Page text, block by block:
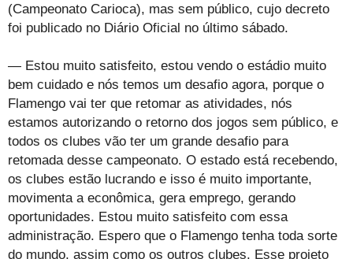
(Campeonato Carioca), mas sem público, cujo decreto
foi publicado no Diário Oficial no último sábado.
— Estou muito satisfeito, estou vendo o estádio muito
bem cuidado e nós temos um desafio agora, porque o
Flamengo vai ter que retomar as atividades, nós
estamos autorizando o retorno dos jogos sem público, e
todos os clubes vão ter um grande desafio para
retomada desse campeonato. O estado está recebendo,
os clubes estão lucrando e isso é muito importante,
movimenta a econômica, gera emprego, gerando
oportunidades. Estou muito satisfeito com essa
administração. Espero que o Flamengo tenha toda sorte
do mundo, assim como os outros clubes. Esse projeto